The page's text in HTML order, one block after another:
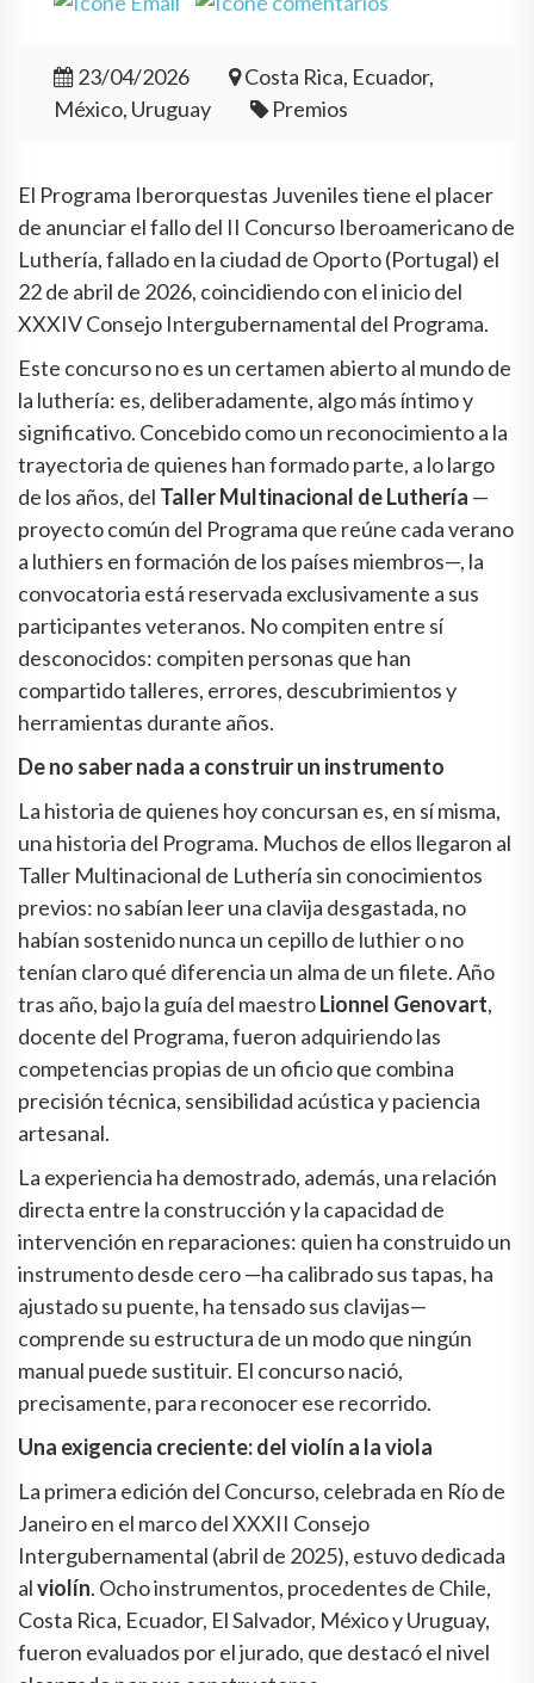
23/04/2026
Costa Rica, Ecuador,
México, Uruguay
Premios
El Programa Iberorquestas Juveniles tiene el placer
de anunciar el fallo del II Concurso Iberoamericano de
Luthería, fallado en la ciudad de Oporto (Portugal) el
22 de abril de 2026, coincidiendo con el inicio del
XXXIV Consejo Intergubernamental del Programa.
Este concurso no es un certamen abierto al mundo de
la luthería: es, deliberadamente, algo más íntimo y
significativo. Concebido como un reconocimiento a la
trayectoria de quienes han formado parte, a lo largo
de los años, del Taller Multinacional de Luthería —
proyecto común del Programa que reúne cada verano
a luthiers en formación de los países miembros—, la
convocatoria está reservada exclusivamente a sus
participantes veteranos. No compiten entre sí
desconocidos: compiten personas que han
compartido talleres, errores, descubrimientos y
herramientas durante años.
De no saber nada a construir un instrumento
La historia de quienes hoy concursan es, en sí misma,
una historia del Programa. Muchos de ellos llegaron al
Taller Multinacional de Luthería sin conocimientos
previos: no sabían leer una clavija desgastada, no
habían sostenido nunca un cepillo de luthier o no
tenían claro qué diferencia un alma de un filete. Año
tras año, bajo la guía del maestroLionnel Genovart,
docente del Programa, fueron adquiriendo las
competencias propias de un oficio que combina
precisión técnica, sensibilidad acústica y paciencia
artesanal.
La experiencia ha demostrado, además, una relación
directa entre la construcción y la capacidad de
intervención en reparaciones: quien ha construido un
instrumento desde cero —ha calibrado sus tapas, ha
ajustado su puente, ha tensado sus clavijas—
comprende su estructura de un modo que ningún
manual puede sustituir. El concurso nació,
precisamente, para reconocer ese recorrido.
Una exigencia creciente: del violín a la viola
La primera edición del Concurso, celebrada en Río de
Janeiro en el marco del XXXII Consejo
Intergubernamental (abril de 2025), estuvo dedicada
alviolín. Ocho instrumentos, procedentes de Chile,
Costa Rica, Ecuador, El Salvador, México y Uruguay,
fueron evaluados por el jurado, que destacó el nivel